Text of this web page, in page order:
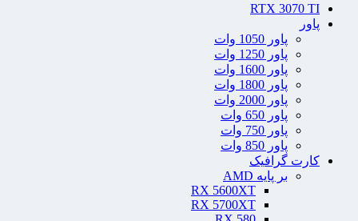
RTX 3070 TI
پاور
پاور 1050 وات
پاور 1250 وات
پاور 1600 وات
پاور 1800 وات
پاور 2000 وات
پاور 650 وات
پاور 750 وات
پاور 850 وات
کارت گرافیک
بر پایه AMD
RX 5600XT
RX 5700XT